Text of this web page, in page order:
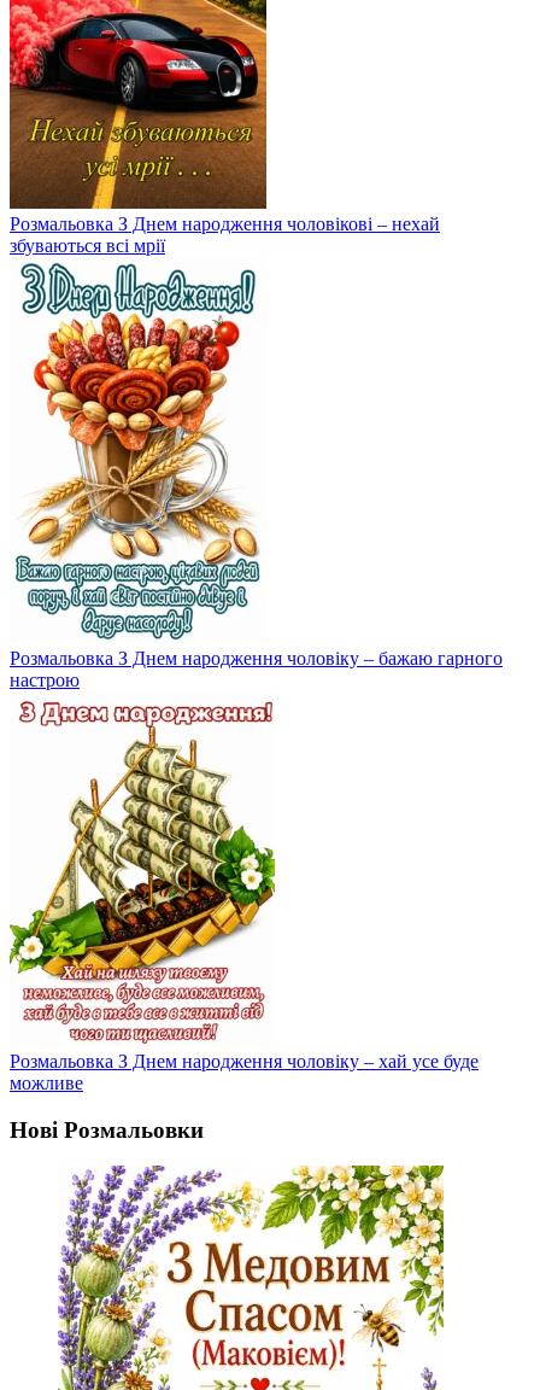
Розмальовка З Днем народження чоловікові – нехай
збуваються всі мрії
Розмальовка З Днем народження чоловіку – бажаю гарного
настрою
Розмальовка З Днем народження чоловіку – хай усе буде
можливе
Нові Розмальовки